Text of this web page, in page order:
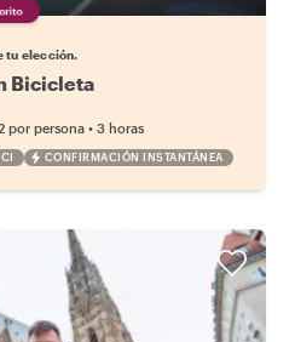
tu elección.
Bicicleta
por persona • 3 horas
CONFIRMACIÓN INSTANTÁNEA